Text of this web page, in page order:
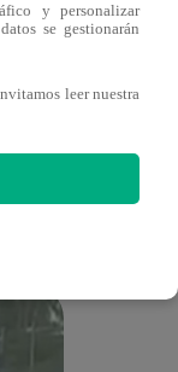
y personalizar
datos se gestionarán
leer nuestra